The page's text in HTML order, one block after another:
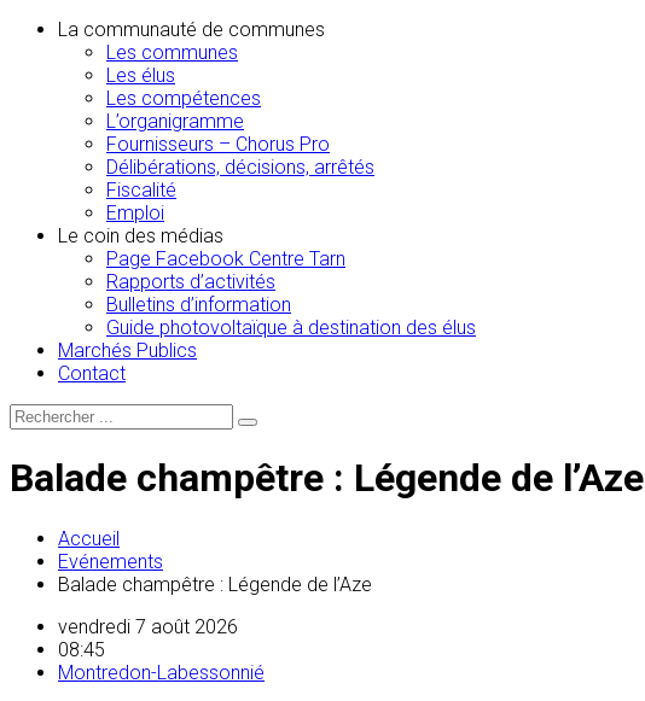
La communauté de communes
Les communes
Les élus
Les compétences
L’organigramme
Fournisseurs – Chorus Pro
Délibérations, décisions, arrêtés
Fiscalité
Emploi
Le coin des médias
Page Facebook Centre Tarn
Rapports d’activités
Bulletins d’information
Guide photovoltaïque à destination des élus
Marchés Publics
Contact
Balade champêtre : Légende de l’Aze
Accueil
Evénements
Balade champêtre : Légende de l’Aze
vendredi 7 août 2026
08:45
Montredon-Labessonnié